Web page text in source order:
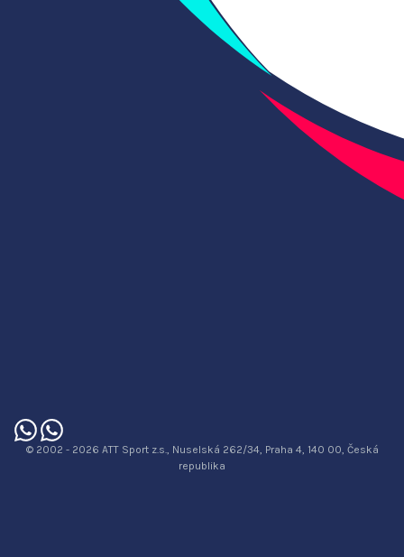
© 2002 - 2026 ATT Sport z.s., Nuselská 262/34, Praha 4, 140 00, Česká
republika